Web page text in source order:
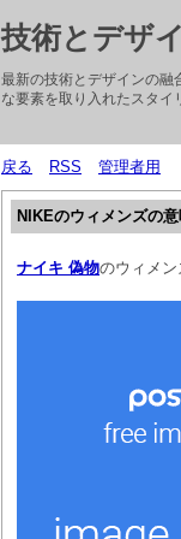
技術とデザ
最新の技術とデザインの融
な要素を取り入れたスタイ
戻る RSS 管理者用
NIKEのウィメンズの意
ナイキ 偽物のウィメ